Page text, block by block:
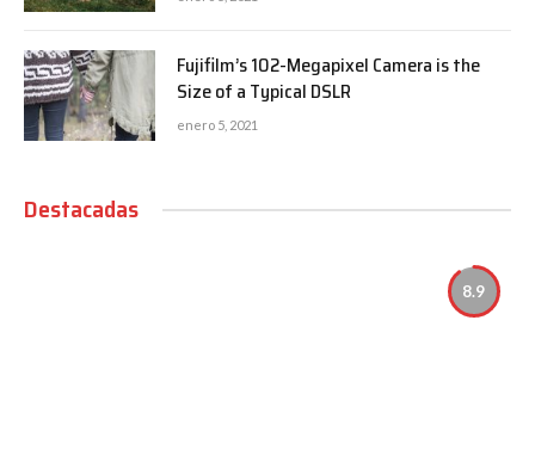
Fujifilm’s 102-Megapixel Camera is the
Size of a Typical DSLR
enero 5, 2021
Destacadas
8.9